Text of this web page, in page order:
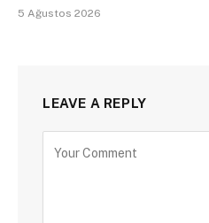
5 Ağustos 2026
LEAVE A REPLY